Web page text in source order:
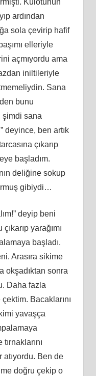
ardından
sola çevirip hafif
elleriyle
açmıyordu ama
iniltileriyle
Sana
bunu
şimdi sana
deyince, ben artık
çıkarıp
başladım.
deliğine sokup
gibiydi…
deyip beni
yarağımı
başladı.
Arasıra sikime
okşadıktan sonra
Daha fazla
Bacaklarını
yavaşça
atıyordu. Ben de
doğru çekip o